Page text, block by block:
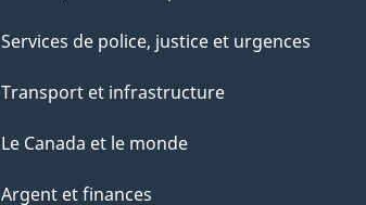
Services de police, justice et urgences
Transport et infrastructure
Le Canada et le monde
Argent et finances